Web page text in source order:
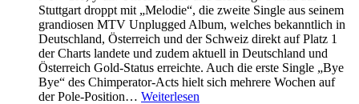
Stuttgart droppt mit „Melodie“, die zweite Single aus seinem
grandiosen MTV Unplugged Album, welches bekanntlich in
Deutschland, Österreich und der Schweiz direkt auf Platz 1
der Charts landete und zudem aktuell in Deutschland und
Österreich Gold-Status erreichte. Auch die erste Single „Bye
Bye“ des Chimperator-Acts hielt sich mehrere Wochen auf
der Pole-Position… Weiterlesen